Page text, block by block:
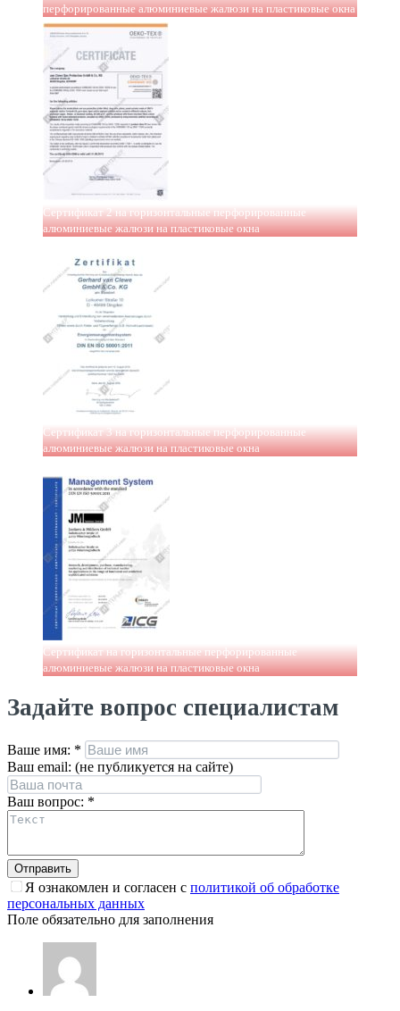
перфорированные алюминиевые жалюзи на пластиковые окна
Сертификат 2 на горизонтальные перфорированные
алюминиевые жалюзи на пластиковые окна
Сертификат 3 на горизонтальные перфорированные
алюминиевые жалюзи на пластиковые окна
Сертификат на горизонтальные перфорированные
алюминиевые жалюзи на пластиковые окна
Задайте вопрос специалистам
Ваше имя: *
Ваш email: (не публикуется на сайте)
Ваш вопрос: *
Я ознакомлен и согласен с политикой об обработке
персональных данных
Поле обязательно для заполнения